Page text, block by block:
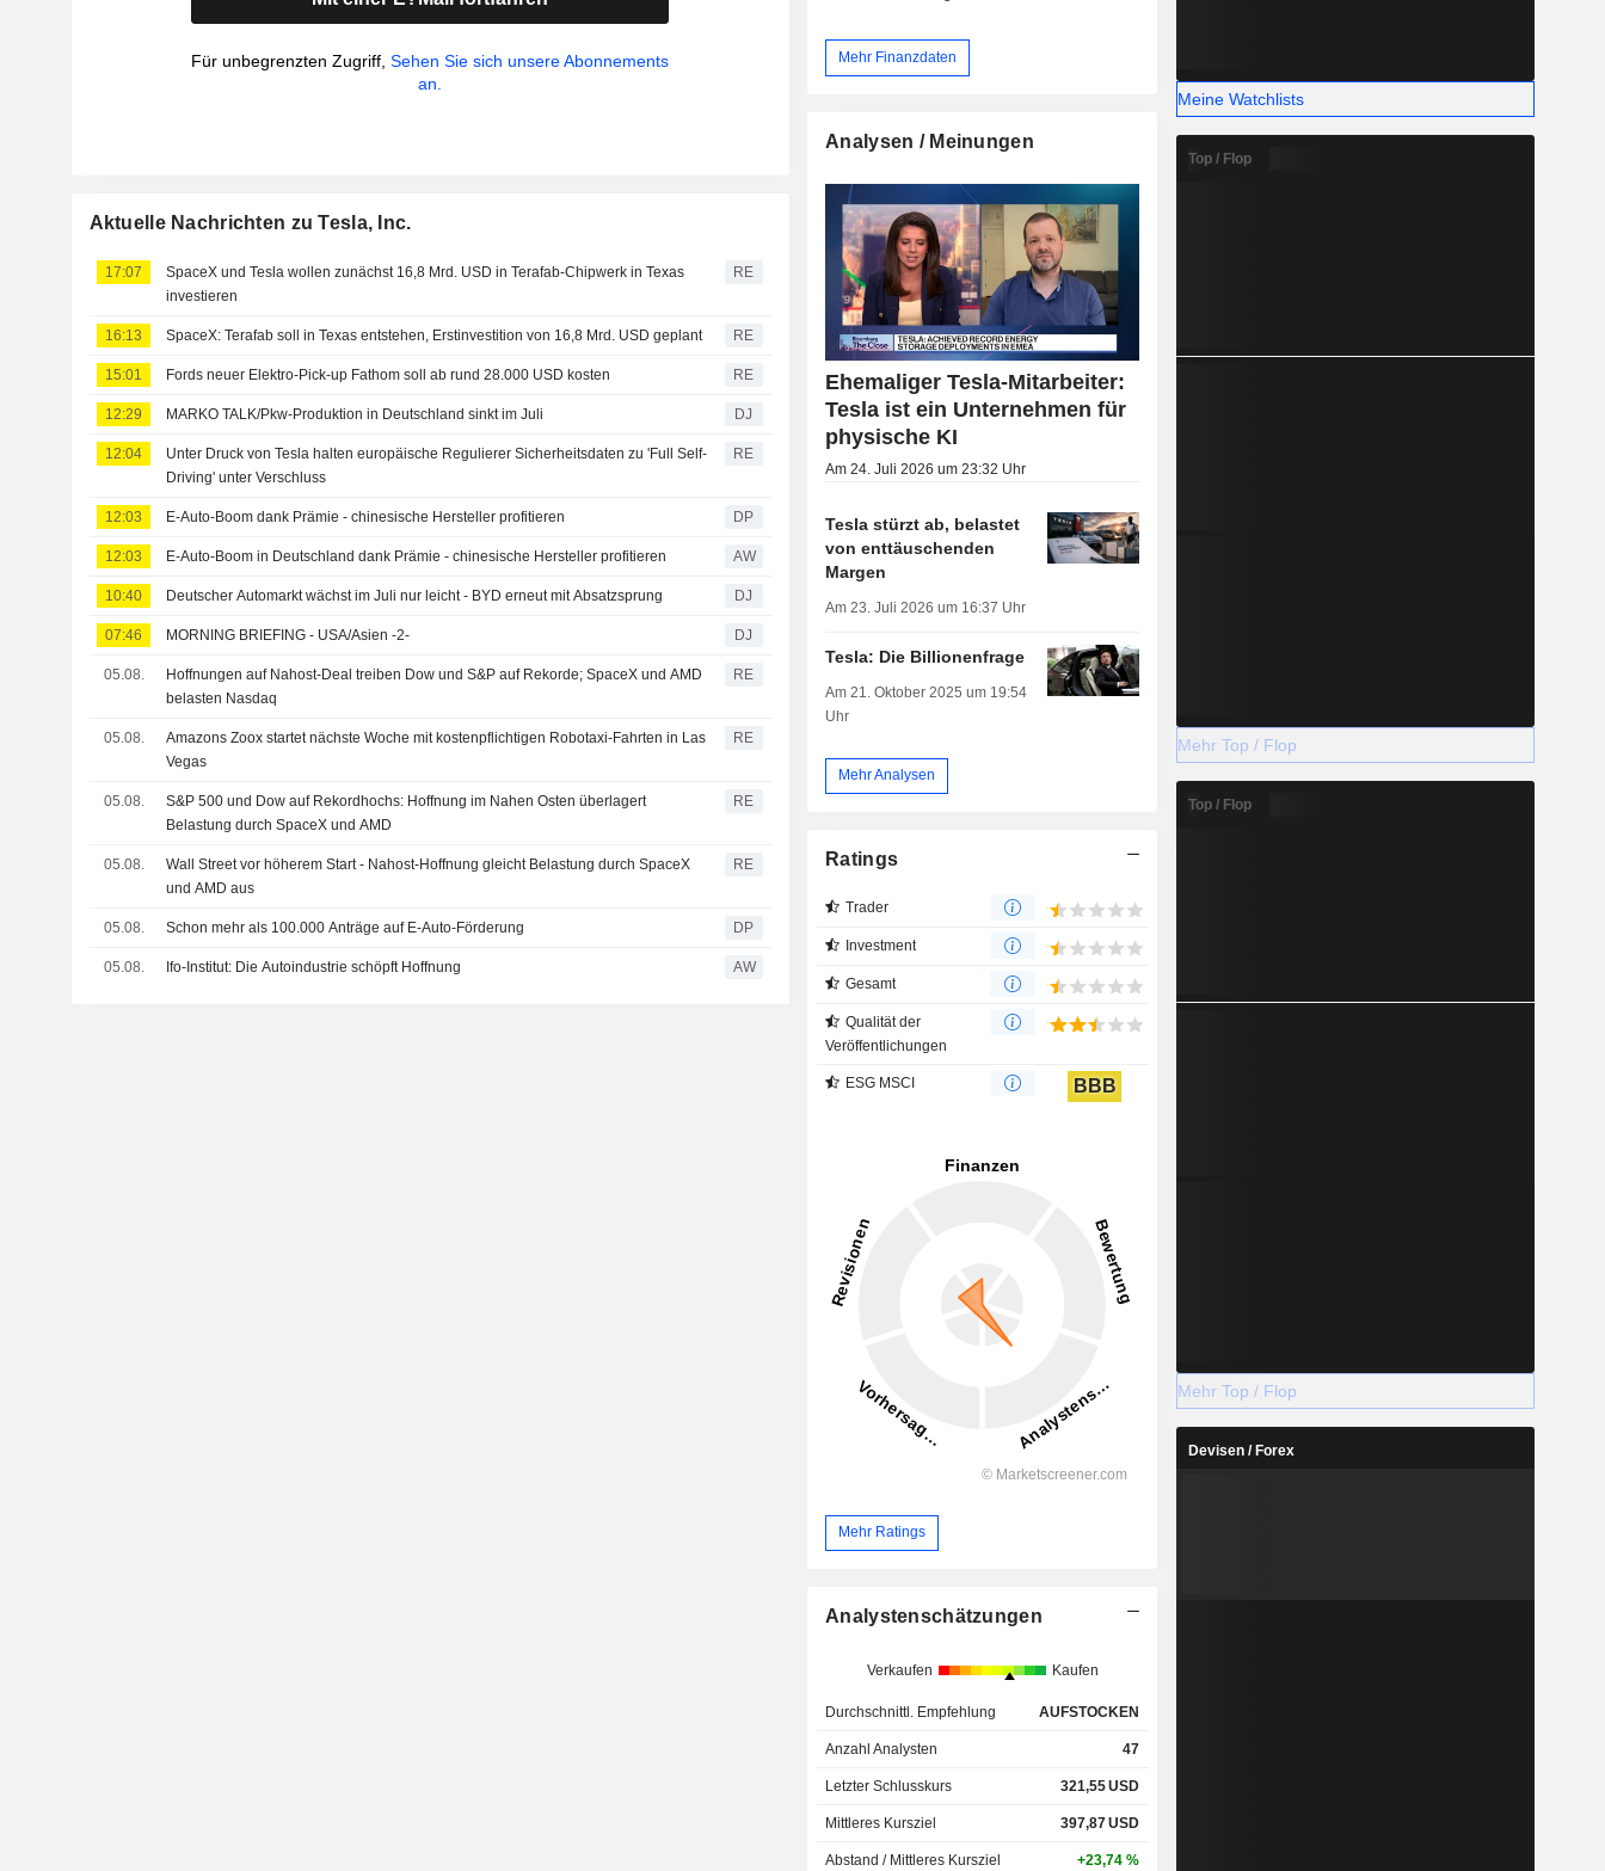
Für unbegrenzten Zugriff,Sehen Sie sich unsere Abonnements
an.
Aktuelle Nachrichten zu Tesla, Inc.
17:07
SpaceX und Tesla wollen zunächst 16,8 Mrd. USD in Terafab-Chipwerk in Texas
investieren
RE
16:13 SpaceX: Terafab soll in Texas entstehen, Erstinvestition von 16,8 Mrd. USD geplant RE
15:01 Fords neuer Elektro-Pick-up Fathom soll ab rund 28.000 USD kosten RE
12:29 MARKO TALK/Pkw-Produktion in Deutschland sinkt im Juli DJ
12:04
Unter Druck von Tesla halten europäische Regulierer Sicherheitsdaten zu 'Full Self-
Driving' unter Verschluss
RE
12:03 E-Auto-Boom dank Prämie - chinesische Hersteller profitieren DP
12:03 E-Auto-Boom in Deutschland dank Prämie - chinesische Hersteller profitieren AW
10:40 Deutscher Automarkt wächst im Juli nur leicht - BYD erneut mit Absatzsprung DJ
07:46 MORNING BRIEFING - USA/Asien -2- DJ
05.08.
Hoffnungen auf Nahost-Deal treiben Dow und S&P auf Rekorde; SpaceX und AMD
belasten Nasdaq
RE
05.08.
Amazons Zoox startet nächste Woche mit kostenpflichtigen Robotaxi-Fahrten in Las
Vegas
RE
05.08.
S&P 500 und Dow auf Rekordhochs: Hoffnung im Nahen Osten überlagert
Belastung durch SpaceX und AMD
RE
05.08.
Wall Street vor höherem Start - Nahost-Hoffnung gleicht Belastung durch SpaceX
und AMD aus
RE
05.08. Schon mehr als 100.000 Anträge auf E-Auto-Förderung DP
05.08. Ifo-Institut: Die Autoindustrie schöpft Hoffnung AW
Mehr Finanzdaten
Analysen / Meinungen
Ehemaliger Tesla-Mitarbeiter:
Tesla ist ein Unternehmen für
physische KI
Am 24. Juli 2026 um 23:32 Uhr
Tesla stürzt ab, belastet
von enttäuschenden
Margen
Am 23. Juli 2026 um 16:37 Uhr
Tesla: Die Billionenfrage
Am 21. Oktober 2025 um 19:54
Uhr
Mehr Analysen
Ratings
Trader
Investment
Gesamt
Qualität der
Veröffentlichungen
ESG MSCI BBB
Mehr Ratings
Analystenschätzungen
Verkaufen Kaufen
Durchschnittl. Empfehlung AUFSTOCKEN
Anzahl Analysten 47
Letzter Schlusskurs 321,55USD
Mittleres Kursziel 397,87USD
Abstand / Mittleres Kursziel +23,74 %
Meine Watchlists
Top / Flop
Mehr Top / Flop
Top / Flop
Mehr Top / Flop
Devisen / Forex